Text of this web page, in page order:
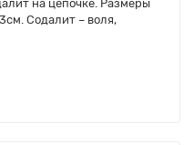
на цепочке. Размеры
Содалит – воля,